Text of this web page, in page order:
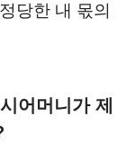
당한 내 몫의
어머니가 제